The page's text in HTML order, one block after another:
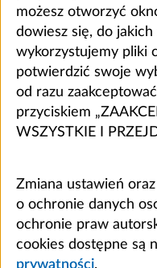
możesz otworzyć
dowiesz się, do
wykorzystujemy pliki
potwierdzić swoje
od razu
przyciskiem
WSZYSTKIE I
Zmiana ustawień
o ochronie danych
ochronie praw
cookies dostępne są
prywatności.